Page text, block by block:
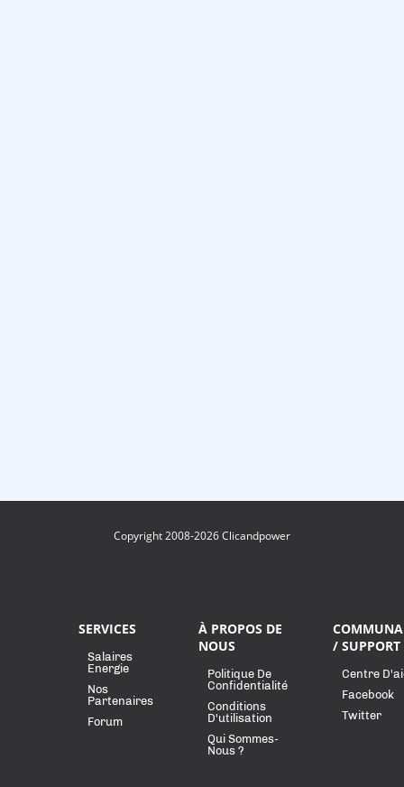
Copyright 2008-2026 Clicandpower
SERVICES
Salaires
Energie
Nos
Partenaires
Forum
À PROPOS DE
NOUS
Politique De
Confidentialité
Conditions
D'utilisation
Qui Sommes-
Nous ?
/ SUPPORT
Centre
Facebook
Twitter